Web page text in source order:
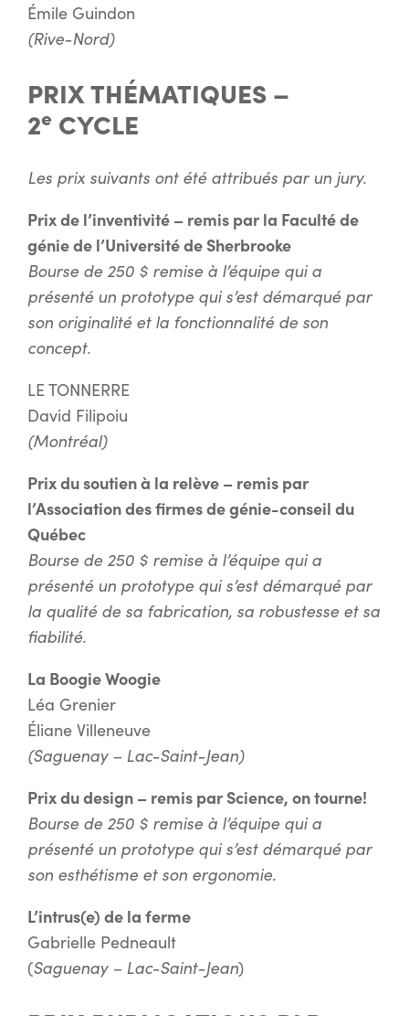
Émile Guindon
(Rive-Nord)
PRIX THÉMATIQUES –
2e CYCLE
Les prix suivants ont été attribués par un jury.
Prix de l’inventivité – remis par la Faculté de
génie de l’Université de Sherbrooke
Bourse de 250 $ remise à l’équipe qui a
présenté un prototype qui s’est démarqué par
son originalité et la fonctionnalité de son
concept.
LE TONNERRE
David Filipoiu
(Montréal)
Prix du soutien à la relève – remis par
l’Association des firmes de génie-conseil du
Québec
Bourse de 250 $ remise à l’équipe qui a
présenté un prototype qui s’est démarqué par
la qualité de sa fabrication, sa robustesse et sa
fiabilité.
La Boogie Woogie
Léa Grenier
Éliane Villeneuve
(Saguenay – Lac-Saint-Jean)
Prix du design – remis par Science, on tourne!
Bourse de 250 $ remise à l’équipe qui a
présenté un prototype qui s’est démarqué par
son esthétisme et son ergonomie.
L’intrus(e) de la ferme
Gabrielle Pedneault
(Saguenay – Lac-Saint-Jean)